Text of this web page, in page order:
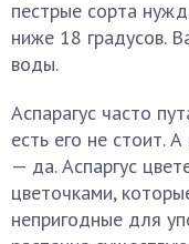
пестрые сорта
ниже 18 градусов.
воды.
Аспарагус часто
есть его не стоит.
— да. Аспаргус
цветочками,
непригодные для